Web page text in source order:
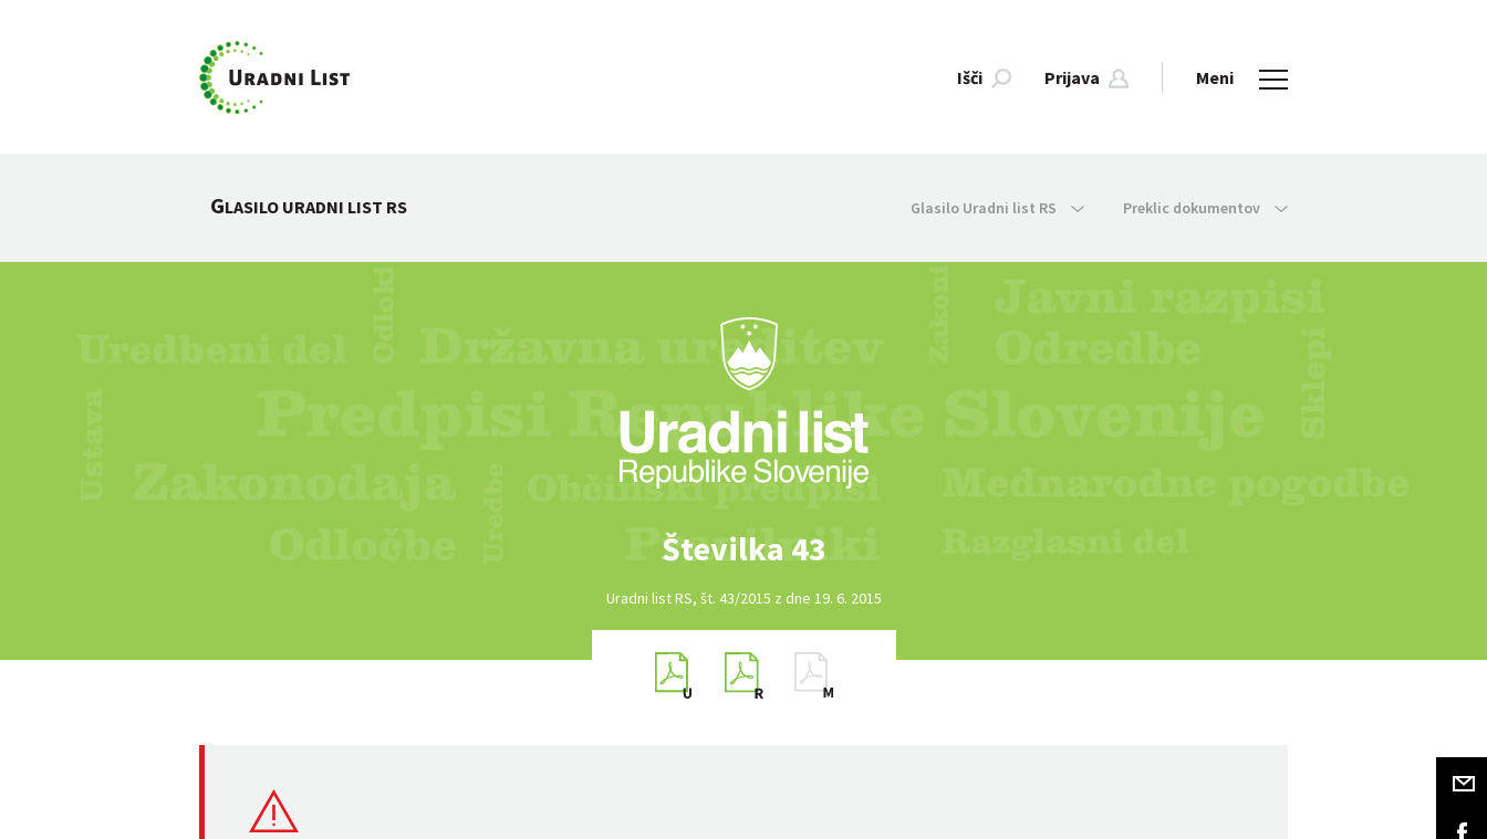
Išči Prijava Meni
GLASILO URADNI LIST RS Glasilo Uradni list RS Preklic dokumentov
Številka 43
Uradni list RS, št. 43/2015 z dne 19. 6. 2015